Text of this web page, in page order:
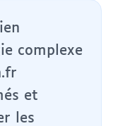
complexe
et
les